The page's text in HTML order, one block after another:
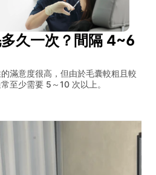
久一次？間隔 4~6
滿意度很高，但由於毛囊較粗且較
至少需要 5～10 次以上。